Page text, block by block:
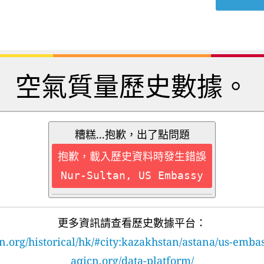
空氣質量歷史數據。
糟糕...抱歉，出了點問題
抱歉，載入歷史資料時發生錯誤
Nur-Sultan, US Embassy
更多資訊請查看歷史數據平台：
historical/hk/#city:kazakhstan/astana/us-
aqicn.org/data-platform/